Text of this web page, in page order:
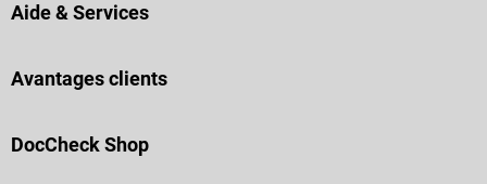
Aide & Services
Avantages clients
DocCheck Shop